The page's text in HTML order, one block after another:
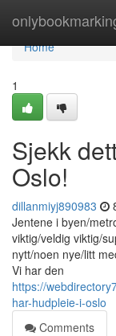
Home
Home
1
Sjekk
Oslo!
dillanmiyj890983
Jentene i byen/
viktig/veldig viktig/
nytt/noen nye/litt
Vi har den
https://
har-hudpleie-i-oslo
Comments